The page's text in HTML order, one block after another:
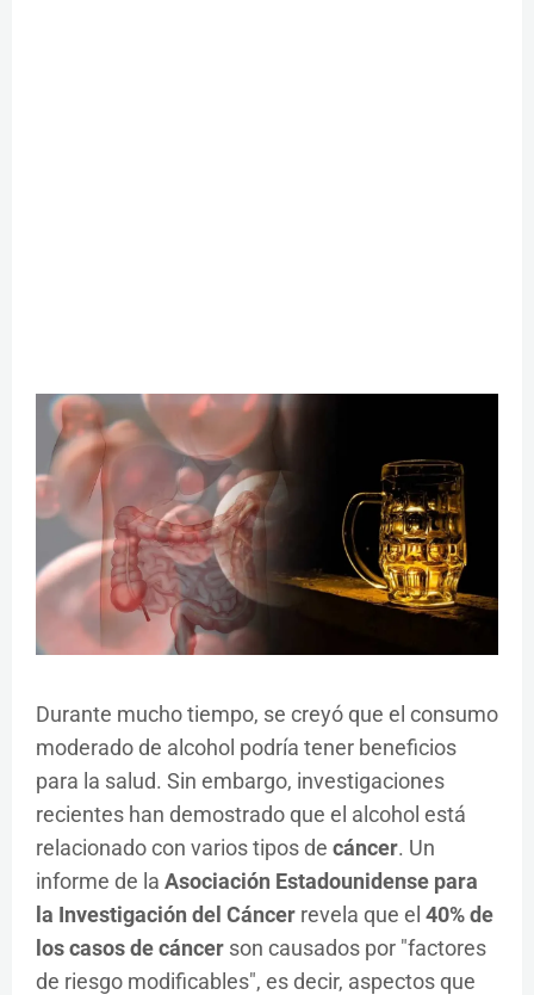
Durante mucho tiempo, se creyó que el consumo
moderado de alcohol podría tener beneficios
para la salud. Sin embargo, investigaciones
recientes han demostrado que el alcohol está
relacionado con varios tipos de cáncer. Un
informe de la Asociación Estadounidense para
la Investigación del Cáncer revela que el 40% de
los casos de cáncer son causados por "factores
de riesgo modificables", es decir, aspectos que